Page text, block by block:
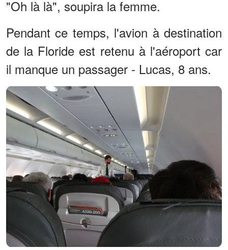
"Oh là là", soupira la femme.
Pendant ce temps, l'avion à destination
de la Floride est retenu à l'aéroport car
il manque un passager - Lucas, 8 ans.